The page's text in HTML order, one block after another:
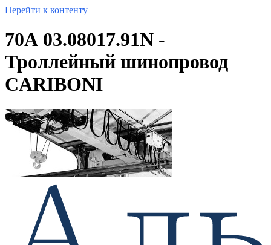
Перейти к контенту
70А 03.08017.91N -
Троллейный шинопровод
CARIBONI